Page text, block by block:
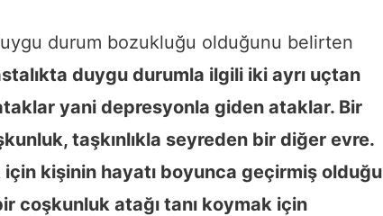
durum bozukluğu olduğunu belirten
duygu durumla ilgili iki ayrı uçtan
yani depresyonla giden ataklar. Bir
taşkınlıkla seyreden bir diğer evre.
kişinin hayatı boyunca geçirmiş olduğu
coşkunluk atağı tanı koymak için